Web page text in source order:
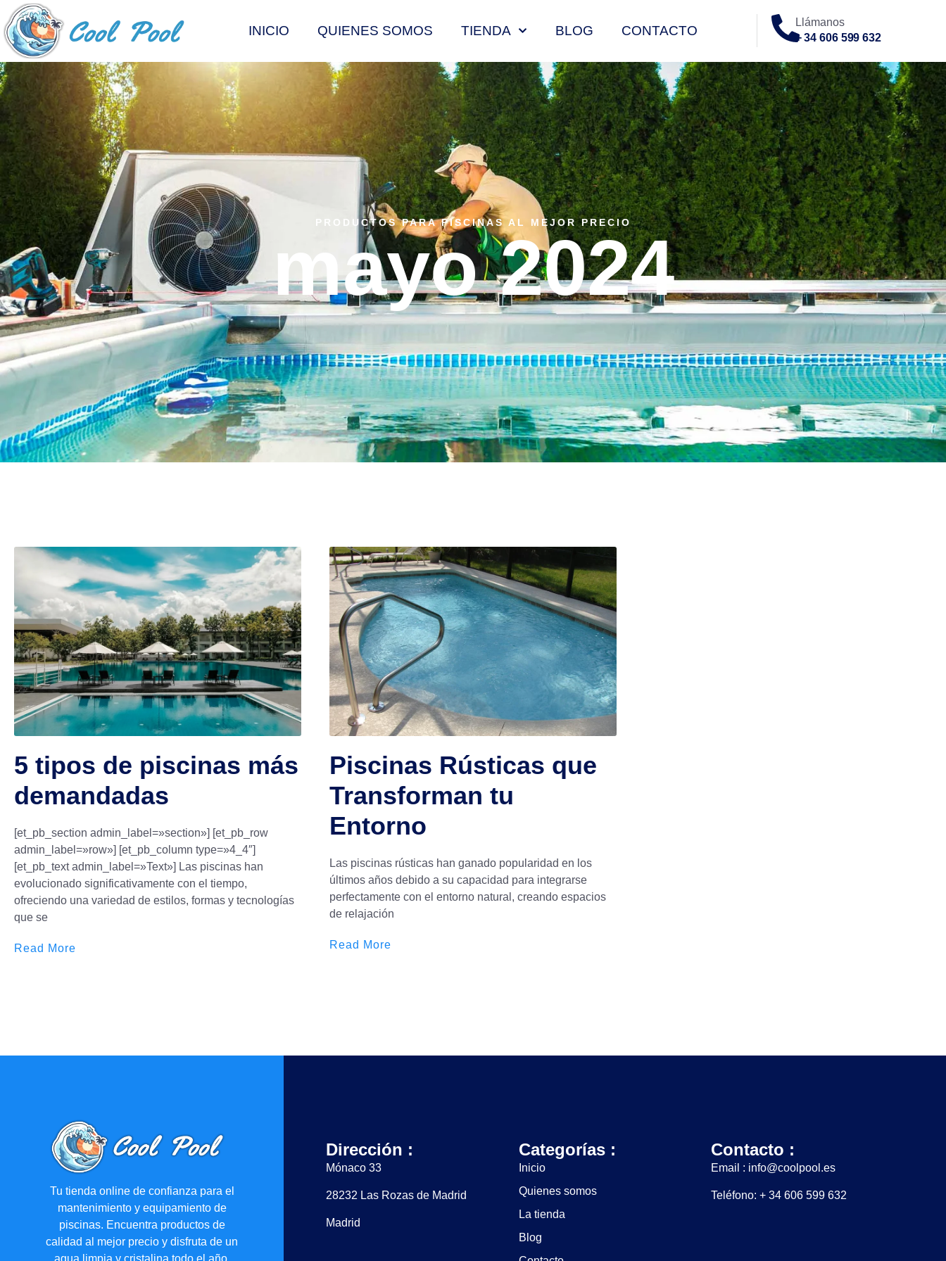
INICIO QUIENES SOMOS TIENDA BLOG CONTACTO
Llámanos
+ 34 606 599 632
PRODUCTOS PARA PISCINAS AL MEJOR PRECIO
mayo 2024
5 tipos de piscinas más
demandadas
[et_pb_section admin_label=»section»] [et_pb_row
admin_label=»row»] [et_pb_column type=»4_4″]
[et_pb_text admin_label=»Text»] Las piscinas han
evolucionado significativamente con el tiempo,
ofreciendo una variedad de estilos, formas y tecnologías
que se
Read More
Piscinas Rústicas que
Transforman tu
Entorno
Las piscinas rústicas han ganado popularidad en los
últimos años debido a su capacidad para integrarse
perfectamente con el entorno natural, creando espacios
de relajación
Read More
Tu tienda online de confianza para el
mantenimiento y equipamiento de
piscinas. Encuentra productos de
calidad al mejor precio y disfruta de un
Dirección :
Mónaco 33
28232 Las Rozas de Madrid
Madrid
Categorías :
Inicio
Quienes somos
La tienda
Blog
Contacto :
Email : info@coolpool.es
Teléfono: + 34 606 599 632